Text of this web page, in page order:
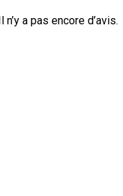
Il n’y a pas encore d’avis.